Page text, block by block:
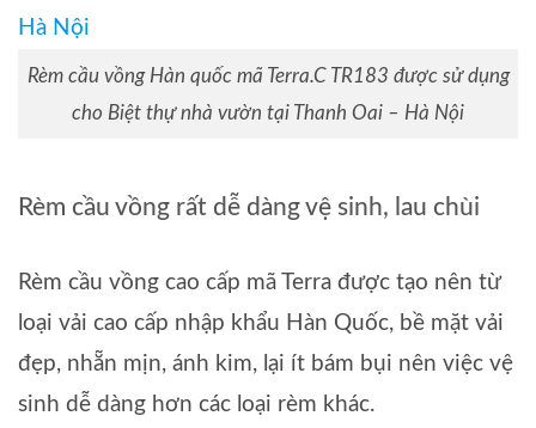
Rèm cầu vồng Hàn quốc mã Terra.C TR183 được sử dụng
cho Biệt thự nhà vườn tại Thanh Oai – Hà Nội
Rèm cầu vồng rất dễ dàng vệ sinh, lau chùi
Rèm cầu vồng cao cấp mã Terra được tạo nên từ
loại vải cao cấp nhập khẩu Hàn Quốc, bề mặt vải
đẹp, nhẵn mịn, ánh kim, lại ít bám bụi nên việc vệ
sinh dễ dàng hơn các loại rèm khác.